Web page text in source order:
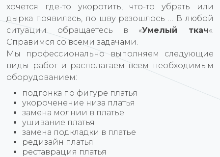
хочется где-то укоротить, что-то убрать или
дырка появилась, по шву разошлось … В любой
ситуации обращаетесь в «Умелый ткач«.
Справимся со всеми задачами.
Мы профессионально выполняем следующие
виды работ и располагаем всем необходимым
оборудованием:
подгонка по фигуре платья
укороченение низа платья
замена молнии в платье
ушивание платья
замена подкладки в платье
редизайн платья
реставрация платья